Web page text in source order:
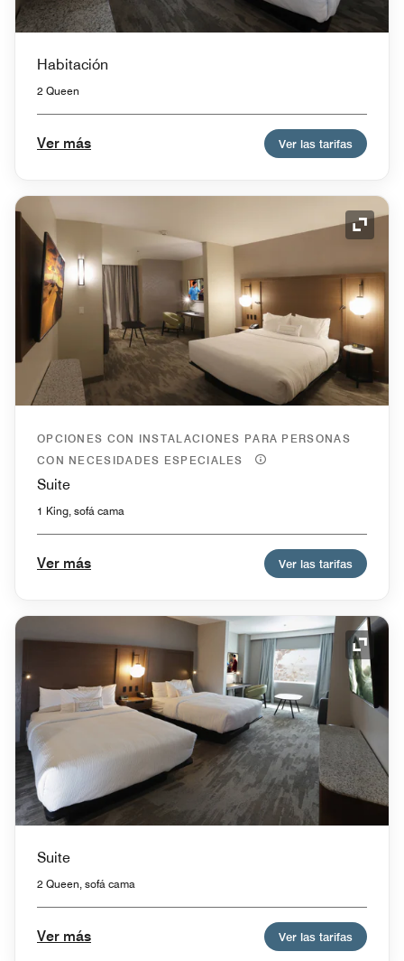
Habitación
2 Queen
Ver más Ver las tarifas
Icono
OPCIONES CON INSTALACIONES PARA PERSONAS
CON NECESIDADES ESPECIALES
Suite
1 King, sofá cama
Ver más Ver las tarifas
Icono
Suite
2 Queen, sofá cama
Ver más Ver las tarifas